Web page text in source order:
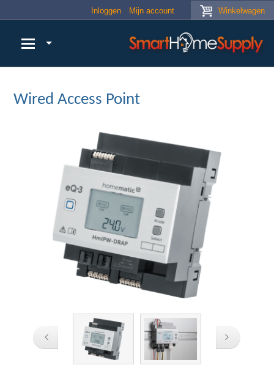
Winkelwagen
Inloggen Mijn account
Wired Access Point